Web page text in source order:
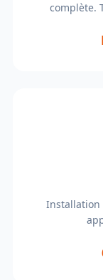
complète.
Installation